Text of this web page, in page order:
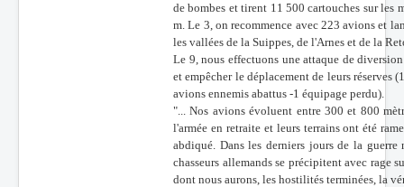
de bombes et tirent 11 500 cartouches sur les
m. Le 3, on recommence avec 223 avions et
les vallées de la Suippes, de l'Arnes et de la
Le 9, nous effectuons une attaque de
et empêcher le déplacement de leurs réserves
avions ennemis abattus -1 équipage perdu).
"... Nos avions évoluent entre 300 et 800
l'armée en retraite et leurs terrains ont été
abdiqué. Dans les derniers jours de la guerre
chasseurs allemands se précipitent avec rage
dont nous aurons, les hostilités terminées, la